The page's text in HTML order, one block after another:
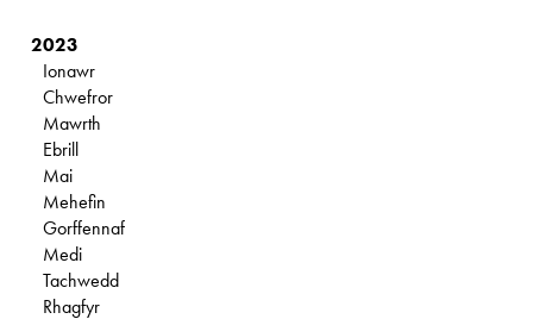
2023
Ionawr
Chwefror
Mawrth
Ebrill
Mai
Mehefin
Gorffennaf
Medi
Tachwedd
Rhagfyr